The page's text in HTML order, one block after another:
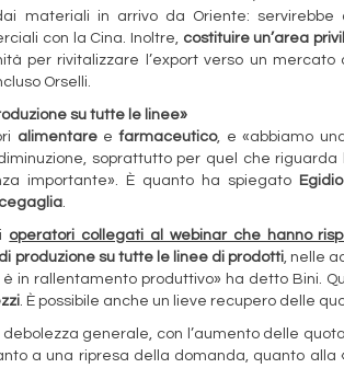
materiali in arrivo da Oriente: servirebbe
con la Cina. Inoltre, costituire un’area
per rivitalizzare l’export verso un
Orselli.
su tutte le linee»
alimentare efarmaceutico, e «abbiamo
soprattutto per quel che riguarda
importante». È quanto ha spiegato
.
operatori collegati al webinar che hanno
produzione su tutte le linee di prodotti, nelle
in rallentamento produttivo» ha detto Bini.
. È possibile anche un lieve recupero delle
generale, con l’aumento delle
a una ripresa della domanda, quanto alla